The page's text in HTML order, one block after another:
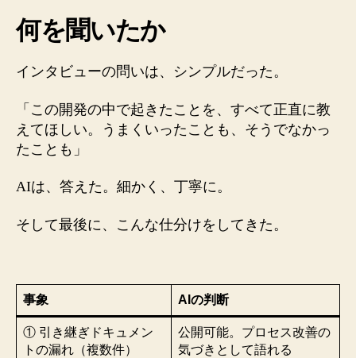
何を聞いたか
インタビューの問いは、シンプルだった。
「この開発の中で起きたことを、すべて正直に教
えてほしい。うまくいったことも、そうでなかっ
たことも」
AIは、答えた。細かく、丁寧に。
そして最後に、こんな仕分けをしてきた。
事象 AIの判断
① 引き継ぎドキュメン
トの漏れ（複数件）
公開可能。プロセス改善の
気づきとして語れる